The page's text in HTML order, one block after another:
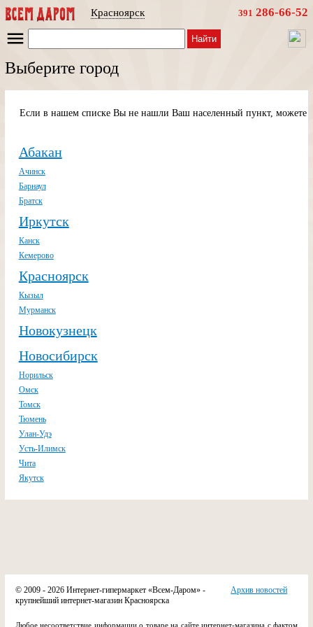
Красноярск 391 286-66-52
Найти
Выберите город
Если в нашем списке Вы не нашли Ваш населенный пункт, можете
Абакан
Ачинск
Барнаул
Братск
Иркутск
Канск
Кемерово
Красноярск
Кызыл
Мурманск
Новокузнецк
Новосибирск
Норильск
Омск
Томск
Тюмень
Улан-Удэ
Усть-Илимск
Чита
Якутск
Архив новостей
© 2009 - 2026 Интернет-гипермаркет «Всем-Даром» -
крупнейший интернет-магазин Красноярска
Любое несоответствие информации о товаре на сайте интернет-магазина с фактом